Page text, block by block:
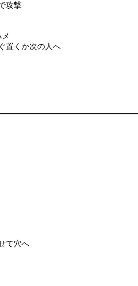
攻撃
置くか次の人へ
て穴へ